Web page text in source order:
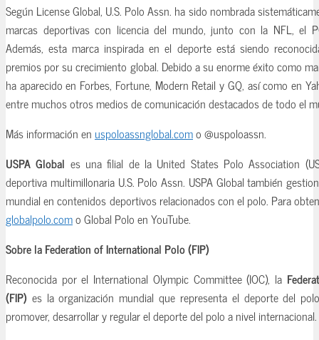
Según License Global, U.S. Polo Assn. ha sido nombrada
marcas deportivas con licencia del mundo, junto con la NFL, el
Además, esta marca inspirada en el deporte está siendo
premios por su crecimiento global. Debido a su enorme éxito como
ha aparecido en Forbes, Fortune, Modern Retail y GQ, así como en
entre muchos otros medios de comunicación destacados de todo el
Más información en uspoloassnglobal.como @uspoloassn.
USPA Global es una filial de la United States Polo Association
deportiva multimillonaria U.S. Polo Assn. USPA Global también
mundial en contenidos deportivos relacionados con el polo. Para
globalpolo.como Global Polo en YouTube.
Sobre la Federation of International Polo (FIP)
Reconocida por el International Olympic Committee (IOC), la
(FIP) es la organización mundial que representa el deporte del
promover, desarrollar y regular el deporte del polo a nivel internacional.